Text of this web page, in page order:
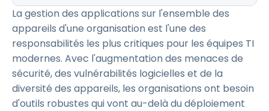
La gestion des applications sur l'ensemble des
appareils d'une organisation est l'une des
responsabilités les plus critiques pour les équipes TI
modernes. Avec l'augmentation des menaces de
sécurité, des vulnérabilités logicielles et de la
diversité des appareils, les organisations ont besoin
d'outils robustes qui vont au-delà du déploiement